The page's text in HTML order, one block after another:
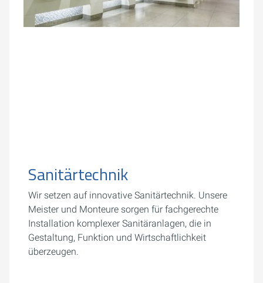
Sanitärtechnik
Wir setzen auf innovative Sanitärtechnik. Unsere
Meister und Monteure sorgen für fachgerechte
Installation komplexer Sanitäranlagen, die in
Gestaltung, Funktion und Wirtschaftlichkeit
überzeugen.